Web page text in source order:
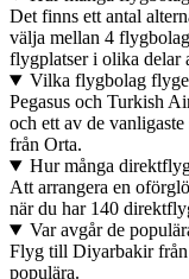
Det finns ett antal
välja mellan 4
flygplatser i olika delar
Vilka flygbolag
Pegasus och Turkish
och ett av de
från Orta.
Hur många
Att arrangera en
när du har 140
Var avgår de
Flyg till Diyarbakir
populära.